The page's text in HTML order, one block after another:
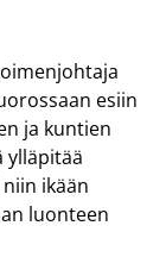
esiin
ja kuntien
ylläpitää
ikään
luonteen